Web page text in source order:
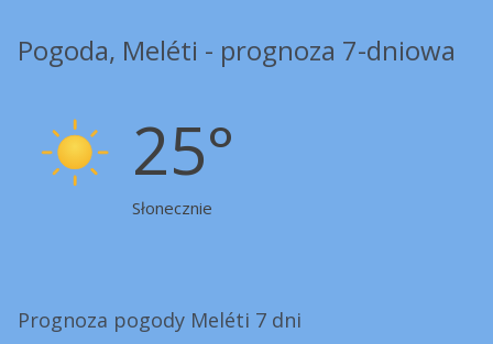
Pogoda, Meléti - prognoza 7-dniowa
25°
Słonecznie
Prognoza pogody Meléti 7 dni